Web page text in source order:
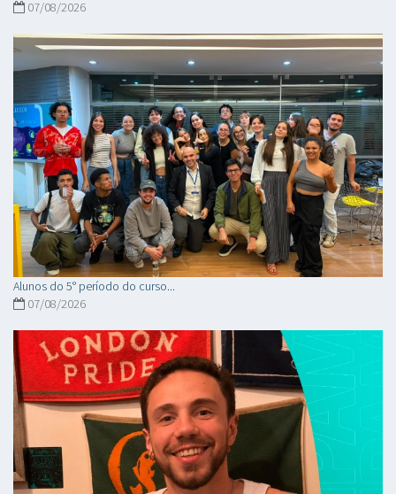
07/08/2026
Alunos do 5° período do curso...
07/08/2026